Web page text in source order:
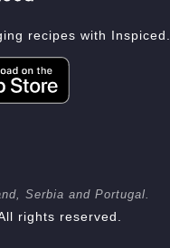
recipes with Inspiced.
Serbia and Portugal.
rights reserved.